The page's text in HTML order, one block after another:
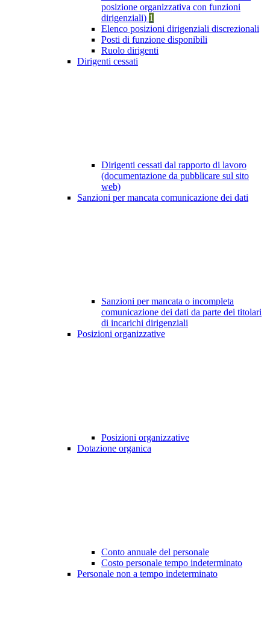
posizione organizzativa con funzioni
dirigenziali) 1
Elenco posizioni dirigenziali discrezionali
Posti di funzione disponibili
Ruolo dirigenti
Dirigenti cessati
Dirigenti cessati dal rapporto di lavoro
(documentazione da pubblicare sul sito
web)
Sanzioni per mancata comunicazione dei dati
Sanzioni per mancata o incompleta
comunicazione dei dati da parte dei titolari
di incarichi dirigenziali
Posizioni organizzative
Posizioni organizzative
Dotazione organica
Conto annuale del personale
Costo personale tempo indeterminato
Personale non a tempo indeterminato